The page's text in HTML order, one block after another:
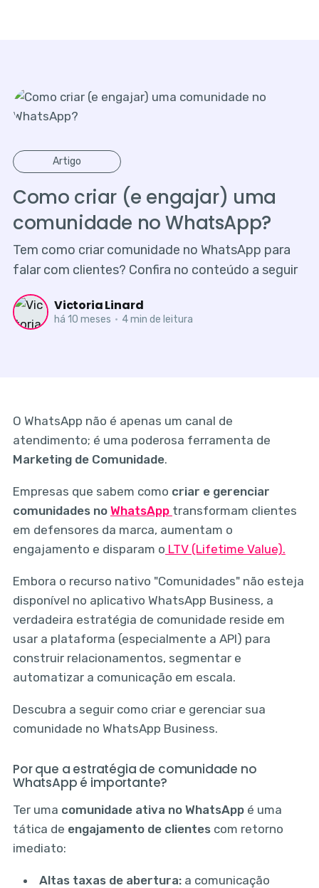
Artigo
Como criar (e engajar) uma
comunidade no WhatsApp?
Tem como criar comunidade no WhatsApp para
falar com clientes? Confira no conteúdo a seguir
Victoria Linard
há 10 meses • 4 min de leitura
O WhatsApp não é apenas um canal de
atendimento; é uma poderosa ferramenta de
Marketing de Comunidade.
Empresas que sabem como criar e gerenciar
comunidades no WhatsApp transformam clientes
em defensores da marca, aumentam o
engajamento e disparam o LTV (Lifetime Value).
Embora o recurso nativo "Comunidades" não esteja
disponível no aplicativo WhatsApp Business, a
verdadeira estratégia de comunidade reside em
usar a plataforma (especialmente a API) para
construir relacionamentos, segmentar e
automatizar a comunicação em escala.
Descubra a seguir como criar e gerenciar sua
comunidade no WhatsApp Business.
Por que a estratégia de comunidade no
WhatsApp é importante?
Ter uma comunidade ativa no WhatsAppé uma
tática de engajamento de clientescom retorno
imediato:
Altas taxas de abertura: a comunicação